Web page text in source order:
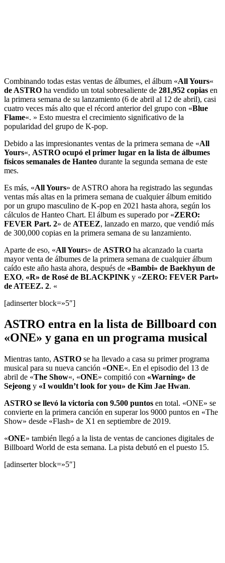
Combinando todas estas ventas de álbumes, el álbum «All Yours«
de ASTRO ha vendido un total sobresaliente de 281,952 copias en
la primera semana de su lanzamiento (6 de abril al 12 de abril), casi
cuatro veces más alto que el récord anterior del grupo con «Blue
Flame«. » Esto muestra el crecimiento significativo de la
popularidad del grupo de K-pop.
Debido a las impresionantes ventas de la primera semana de «All
Yours«, ASTRO ocupó el primer lugar en la lista de álbumes
físicos semanales de Hanteo durante la segunda semana de este
mes.
Es más, «All Yours» de ASTRO ahora ha registrado las segundas
ventas más altas en la primera semana de cualquier álbum emitido
por un grupo masculino de K-pop en 2021 hasta ahora, según los
cálculos de Hanteo Chart. El álbum es superado por «ZERO:
FEVER Part. 2» de ATEEZ, lanzado en marzo, que vendió más
de 300,000 copias en la primera semana de su lanzamiento.
Aparte de eso, «All Yours» de ASTRO ha alcanzado la cuarta
mayor venta de álbumes de la primera semana de cualquier álbum
caído este año hasta ahora, después de «Bambi» de Baekhyun de
EXO, «R» de Rosé de BLACKPINK y «ZERO: FEVER Part»
de ATEEZ. 2. «
[adinserter block=»5″]
ASTRO entra en la lista de Billboard con
«ONE» y gana en un programa musical
Mientras tanto, ASTRO se ha llevado a casa su primer programa
musical para su nueva canción «ONE«. En el episodio del 13 de
abril de «The Show«, «ONE» compitió con «Warning» de
Sejeong y «I wouldn’t look for you» de Kim Jae Hwan.
ASTRO se llevó la victoria con 9.500 puntos en total. «ONE» se
convierte en la primera canción en superar los 9000 puntos en «The
Show» desde «Flash» de X1 en septiembre de 2019.
«ONE» también llegó a la lista de ventas de canciones digitales de
Billboard World de esta semana. La pista debutó en el puesto 15.
[adinserter block=»5″]